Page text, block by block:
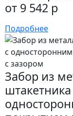
от 9 542 р
Подробнее
Забор из